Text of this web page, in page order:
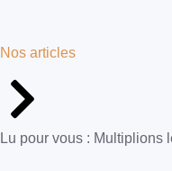
Nos articles
Lu pour vous : Multiplions